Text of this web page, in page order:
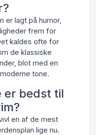
er lagt på humor,
frem for
kaldes ofte for
de klassiske
blot med en
tone.
er bedst til
en af de mest
lige nu.